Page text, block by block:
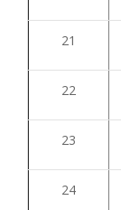
21
22
23
24